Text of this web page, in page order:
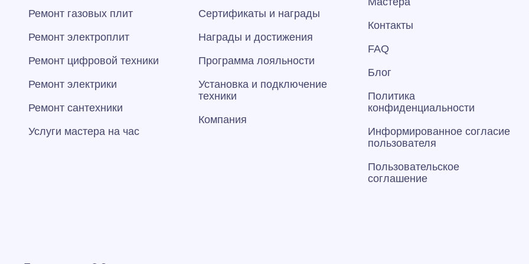
Ремонт газовых плит
Ремонт электроплит
Ремонт цифровой техники
Ремонт электрики
Ремонт сантехники
Услуги мастера на час
Сертификаты и награды
Награды и достижения
Программа лояльности
Установка и подключение
техники
Компания
Контакты
FAQ
Блог
Политика
конфиденциальности
Информированное согласие
пользователя
Пользовательское
соглашение